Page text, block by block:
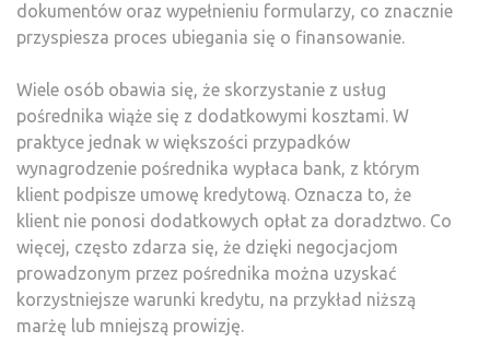
dokumentów oraz wypełnieniu formularzy, co znacznie
przyspiesza proces ubiegania się o finansowanie.
Wiele osób obawia się, że skorzystanie z usług
pośrednika wiąże się z dodatkowymi kosztami. W
praktyce jednak w większości przypadków
wynagrodzenie pośrednika wypłaca bank, z którym
klient podpisze umowę kredytową. Oznacza to, że
klient nie ponosi dodatkowych opłat za doradztwo. Co
więcej, często zdarza się, że dzięki negocjacjom
prowadzonym przez pośrednika można uzyskać
korzystniejsze warunki kredytu, na przykład niższą
marżę lub mniejszą prowizję.